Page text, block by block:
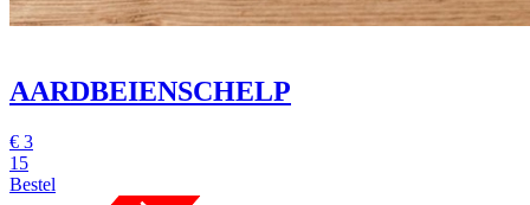
AARDBEIENSCHELP
€ 3
15
Bestel